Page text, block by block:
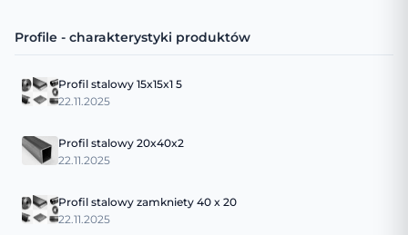
Profile - charakterystyki produktów
Profil stalowy 15x15x1 5
22.11.2025
Profil stalowy 20x40x2
22.11.2025
Profil stalowy zamkniety 40 x 20
22.11.2025